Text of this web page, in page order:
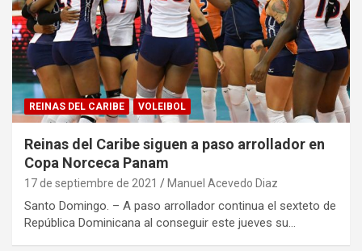
REINAS DEL CARIBE VOLEIBOL
Reinas del Caribe siguen a paso arrollador en
Copa Norceca Panam
17 de septiembre de 2021 Manuel Acevedo Diaz
Santo Domingo. – A paso arrollador continua el sexteto de
República Dominicana al conseguir este jueves su…